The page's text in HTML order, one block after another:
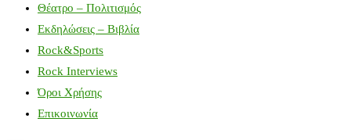
Θέατρο – Πολιτισμός
Εκδηλώσεις – Βιβλία
Rock&Sports
Rock Interviews
Όροι Χρήσης
Επικοινωνία